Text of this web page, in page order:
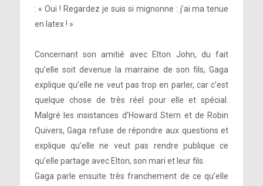
: « Oui ! Regardez je suis si mignonne : j’ai ma tenue
en latex ! »
Concernant son amitié avec Elton John, du fait
qu’elle soit devenue la marraine de son fils, Gaga
explique qu’elle ne veut pas trop en parler, car c’est
quelque chose de très réel pour elle et spécial.
Malgré les insistances d’Howard Stern et de Robin
Quivers, Gaga refuse de répondre aux questions et
explique qu’elle ne veut pas rendre publique ce
qu’elle partage avec Elton, son mari et leur fils.
Gaga parle ensuite très franchement de ce qu’elle